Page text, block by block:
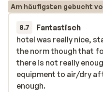
Am häufigsten gebucht
8.7 Fantastisch
hotel was really nice,
the norm though that
there is not really
equipment to air/dry
enough.
hotel was really nice,
the norm though that
there is not really
equipment to air/dry
enough.